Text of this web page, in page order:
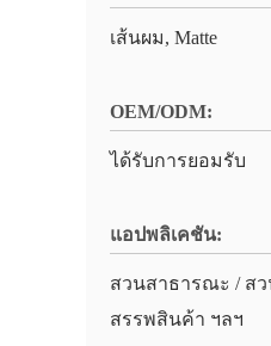
เส้นผม, Matte
OEM/ODM:
ได้รับการยอมรับ
แอปพลิเคชัน:
สวนสาธารณะ / สว
สรรพสินค้า ฯลฯ